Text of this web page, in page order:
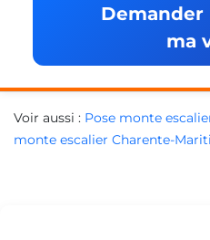
ma
Voir aussi : Pose monte
monte escalier Charente-